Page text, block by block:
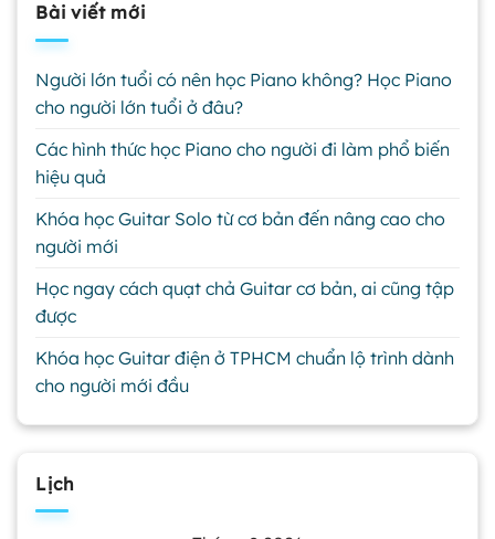
Bài viết mới
Người lớn tuổi có nên học Piano không? Học Piano
cho người lớn tuổi ở đâu?
Các hình thức học Piano cho người đi làm phổ biến
hiệu quả
Khóa học Guitar Solo từ cơ bản đến nâng cao cho
người mới
Học ngay cách quạt chả Guitar cơ bản, ai cũng tập
được
Khóa học Guitar điện ở TPHCM chuẩn lộ trình dành
cho người mới đầu
Lịch